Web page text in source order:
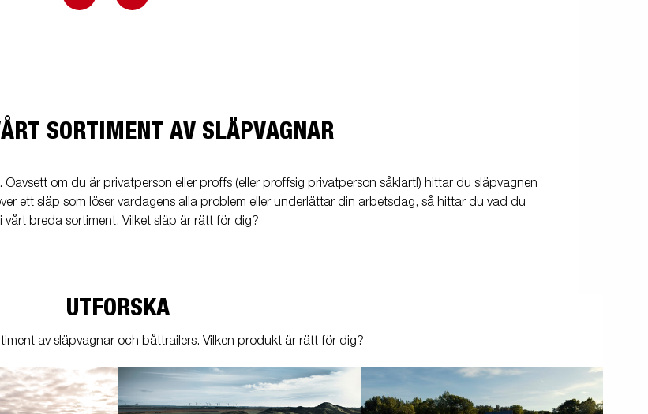
SORTIMENT AV SLÄPVAGNAR
. Oavsett om du är privatperson eller proffs (eller proffsig privatperson såklart!) hittar du släpvagnen
ett släp som löser vardagens alla problem eller underlättar din arbetsdag, så hittar du vad du
vårt breda sortiment. Vilket släp är rätt för dig?
UTFORSKA
av släpvagnar och båttrailers. Vilken produkt är rätt för dig?